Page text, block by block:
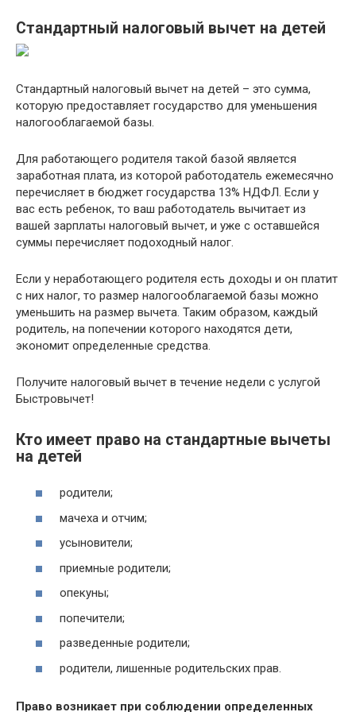
Стандартный налоговый вычет на детей
Стандартный налоговый вычет на детей – это сумма,
которую предоставляет государство для уменьшения
налогооблагаемой базы.
Для работающего родителя такой базой является
заработная плата, из которой работодатель ежемесячно
перечисляет в бюджет государства 13% НДФЛ. Если у
вас есть ребенок, то ваш работодатель вычитает из
вашей зарплаты налоговый вычет, и уже с оставшейся
суммы перечисляет подоходный налог.
Если у неработающего родителя есть доходы и он платит
с них налог, то размер налогооблагаемой базы можно
уменьшить на размер вычета. Таким образом, каждый
родитель, на попечении которого находятся дети,
экономит определенные средства.
Получите налоговый вычет в течение недели с услугой
Быстровычет!
Кто имеет право на стандартные вычеты
на детей
родители;
мачеха и отчим;
усыновители;
приемные родители;
опекуны;
попечители;
разведенные родители;
родители, лишенные родительских прав.
Право возникает при соблюдении определенных